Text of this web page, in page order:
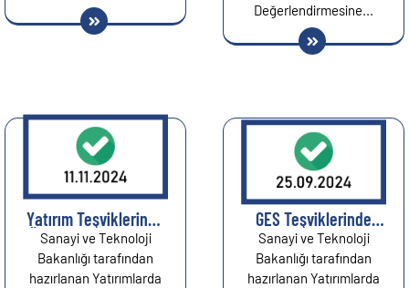
Değerlendirmesine...
Yatırım Teşviklerinde
Önemli Değişiklikler:
11 Kasım 2024 Tarihli
Karar...
Sanayi ve Teknoloji
Bakanlığı tarafından
hazırlanan Yatırımlarda
GES Teşviklerinde
Yerlilik Oranı
Artırıldı!...
Sanayi ve Teknoloji
Bakanlığı tarafından
hazırlanan Yatırımlarda